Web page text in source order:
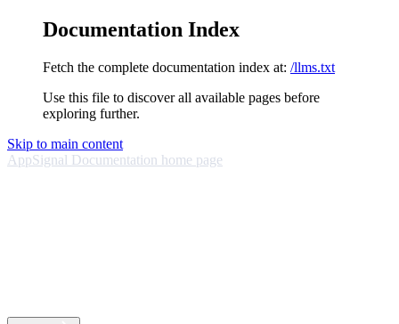
Documentation Index
Fetch the complete documentation index at: /llms.txt
Use this file to discover all available pages before
exploring further.
Skip to main content
AppSignal Documentation home page